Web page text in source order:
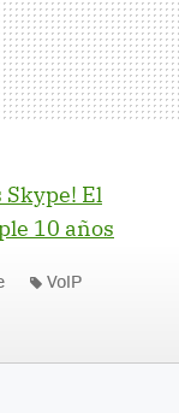
Skype! El
10 años
VoIP